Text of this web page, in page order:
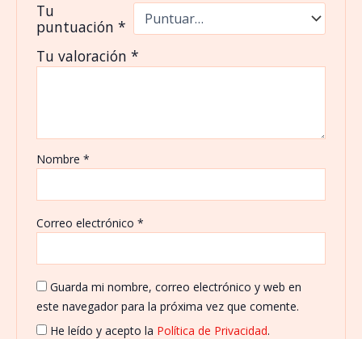
Tu
puntuación*
Tu valoración*
Nombre*
Correo electrónico*
Guarda mi nombre, correo electrónico y web en
este navegador para la próxima vez que comente.
He leído y acepto la Política de Privacidad.